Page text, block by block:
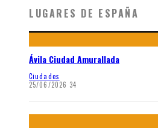
LUGARES DE ESPAÑA
Ávila Ciudad Amurallada
Ciudades
25/06/2026 34